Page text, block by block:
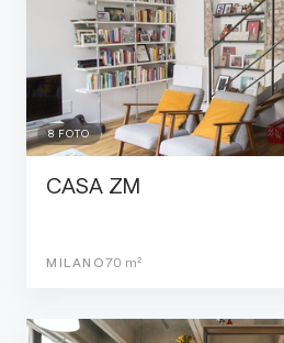
8 FOTO
CASA ZM
MILANO70 m²